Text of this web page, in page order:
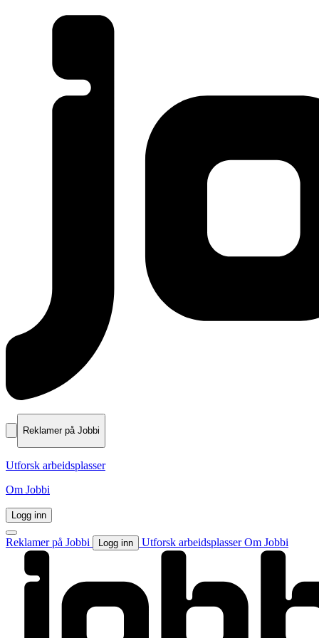
Reklamer på Jobbi
Utforsk arbeidsplasser
Om Jobbi
Logg inn
Reklamer på Jobbi Logg inn Utforsk arbeidsplasserOm Jobbi